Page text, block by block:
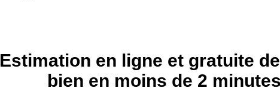
Estimation en ligne et gratuite
bien en moins de 2 minutes